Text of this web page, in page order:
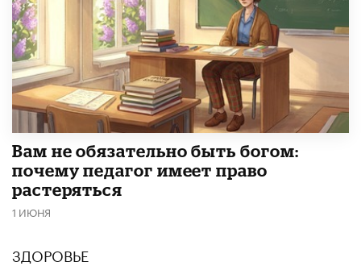
​Вам не обязательно быть богом:
почему педагог имеет право
растеряться
1 ИЮНЯ
ЗДОРОВЬЕ